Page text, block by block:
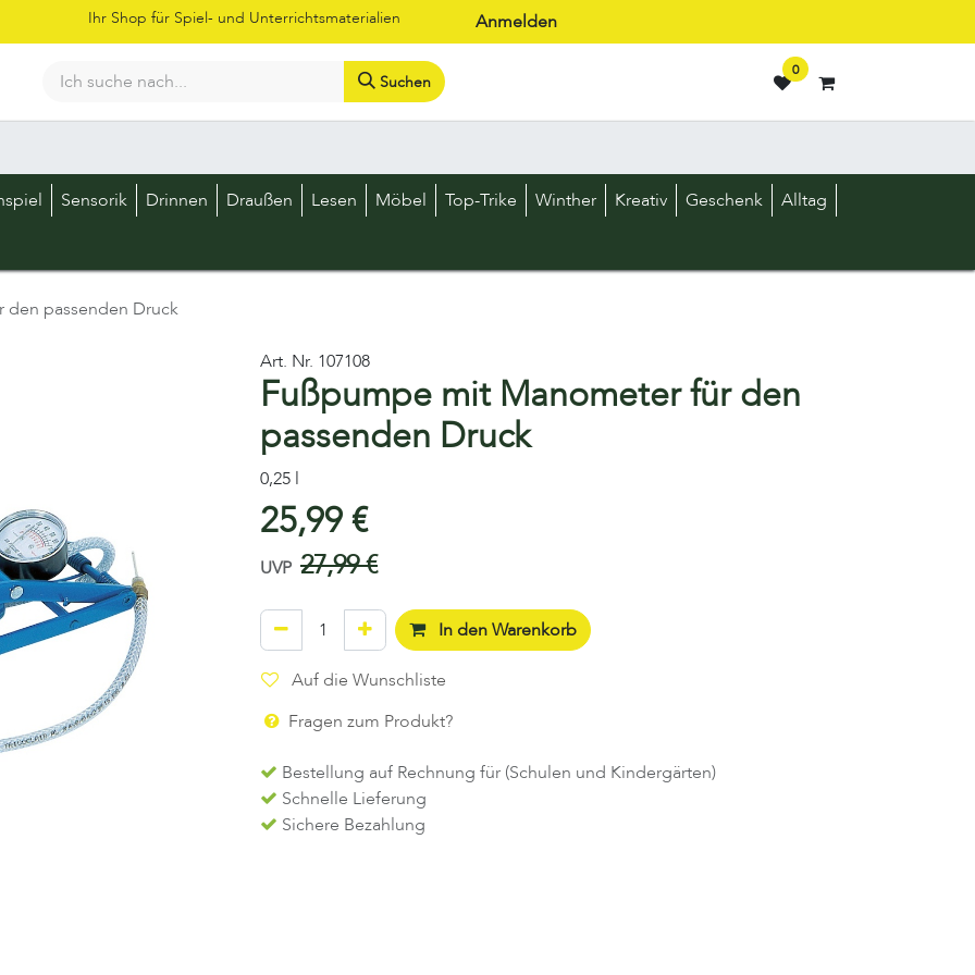
Ihr Shop für Spiel- und Unterrichtsmaterialien Anmelden
Suchen
0
Sensorik Drinnen Draußen Lesen Möbel Top-Trike Winther Kreativ Geschenk
Alltag
passenden Druck
Art. Nr. 107108
Fußpumpe mit Manometer für den
passenden Druck
0,25 l
25,99€
UVP 27,99€
In den Warenkorb
Auf die Wunschliste
Fragen zum Produkt?
Bestellung auf Rechnung für (Schulen und Kindergärten)
Schnelle Lieferung
Sichere Bezahlung